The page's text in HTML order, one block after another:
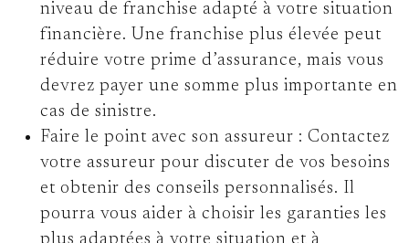
niveau de franchise adapté à votre situation
financière. Une franchise plus élevée peut
réduire votre prime d’assurance, mais vous
devrez payer une somme plus importante en
cas de sinistre.
Faire le point avec son assureur : Contactez
votre assureur pour discuter de vos besoins
et obtenir des conseils personnalisés. Il
pourra vous aider à choisir les garanties les